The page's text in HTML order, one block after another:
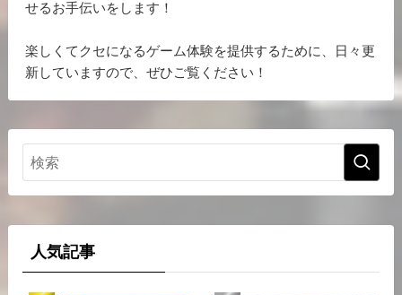
せるお手伝いをします！
楽しくてクセになるゲーム体験を提供するために、日々更
新していますので、ぜひご覧ください！
人気記事